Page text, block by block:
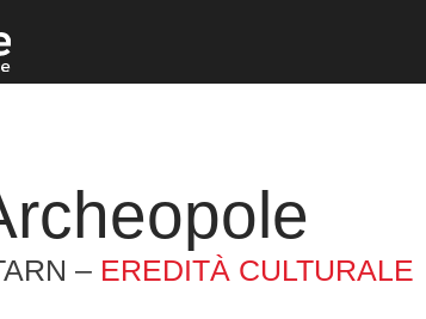
– EREDITÀ CULTURALE